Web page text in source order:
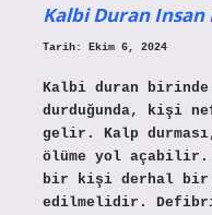
Kalbi Duran Insan
Tarih: Ekim 6, 2024
Kalbi duran
durduğunda, kişi
gelir. Kalp
ölüme yol açabilir.
bir kişi derhal
edilmelidir.